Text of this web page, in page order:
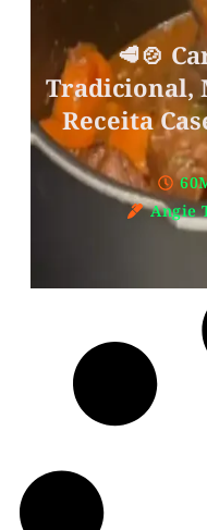
🥩🍲
Tradicional,
Receita
Angie